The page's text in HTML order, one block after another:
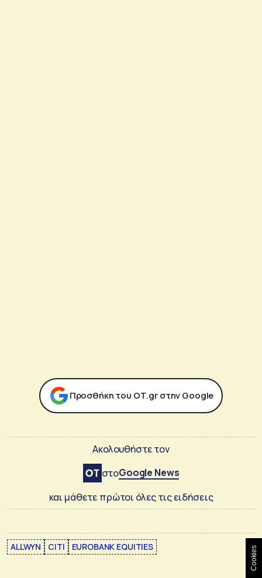
Προσθήκη του ΟΤ.gr στην Google
Ακολουθήστε τον
στοGoogle News
και μάθετε πρώτοι όλες τις ειδήσεις
ALLWYN CITI EUROBANK EQUITIES Cookies